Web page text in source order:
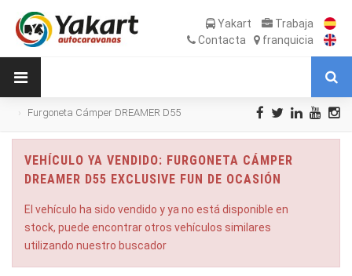
Yakart
Trabaja
Contacta
franquicia
Furgoneta Cámper DREAMER D55
VEHÍCULO YA VENDIDO: FURGONETA CÁMPER
DREAMER D55 EXCLUSIVE FUN DE OCASIÓN
El vehículo ha sido vendido y ya no está disponible en
stock, puede encontrar otros vehículos similares
utilizando nuestro buscador